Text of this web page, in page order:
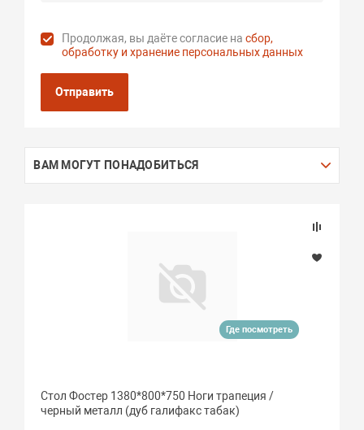
Продолжая, вы даёте согласие насбор,
обработку и хранение персональных данных
Отправить
ВАМ МОГУТ ПОНАДОБИТЬСЯ
Где посмотреть
Стол Фостер 1380*800*750 Ноги трапеция /
черный металл (дуб галифакс табак)